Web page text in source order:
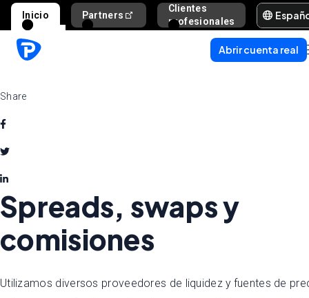
Inicio Partners
Clientes
profesionales
Ayuda y
Abrir cuenta real
Share
Spreads, swaps y
comisiones
Utilizamos diversos proveedores de liquidez y fuentes de